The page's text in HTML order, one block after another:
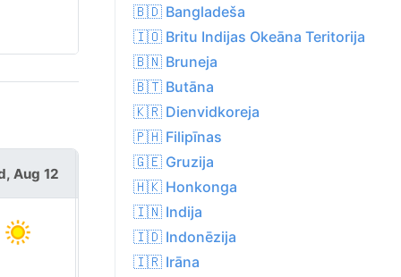
Aug 12 Thu, Aug 13
🇧🇩 Bangladeša
🇮🇴 Britu Indijas Okeāna Teritorija
🇧🇳 Bruneja
🇧🇹 Butāna
🇰🇷 Dienvidkoreja
🇵🇭 Filipīnas
🇬🇪 Gruzija
🇭🇰 Honkonga
🇮🇳 Indija
🇮🇩 Indonēzija
🇮🇷 Irāna